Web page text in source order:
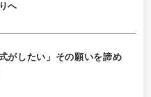
へ
がしたい」その願いを諦め